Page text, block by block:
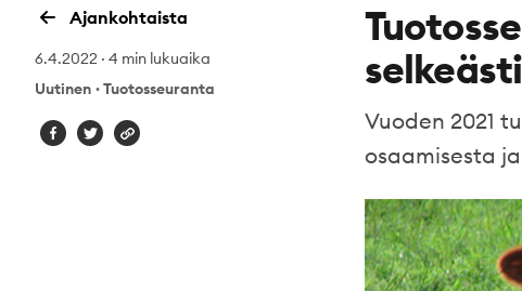
Ajankohtaista
6.4.2022 · 4 min lukuaika
Uutinen ·Tuotosseuranta
Vuoden 2021
osaamisesta